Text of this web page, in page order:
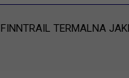
FINNTRAIL TERMALNA